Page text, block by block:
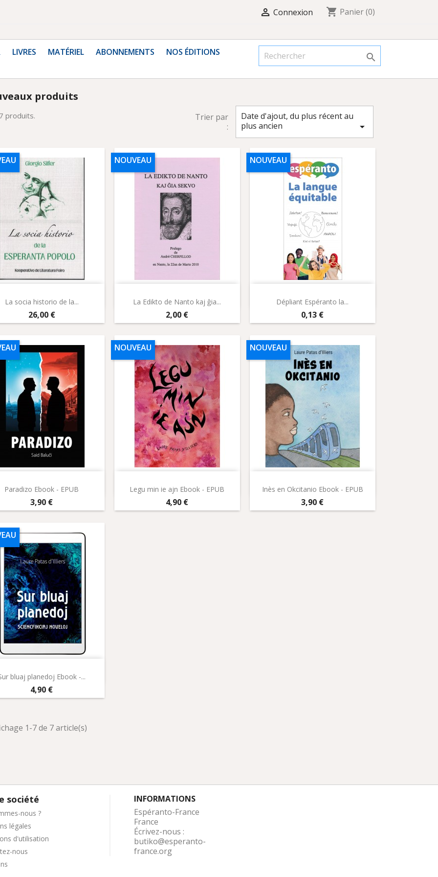
 Connexion shopping_cart Panier(0)
LIVRES MATÉRIEL ABONNEMENTS NOS ÉDITIONS 
produits
produits.
Trier par
:
Date d'ajout, du plus récent au
plus ancien

La socia historio de la...
Prix
26,00 €
La Edikto de Nanto kaj ĝia...
Prix
2,00 €
NOUVEAU
Dépliant Espéranto la...
Prix
0,13 €
NOUVEAU
Paradizo Ebook - EPUB
Prix
3,90 €
Legu min ie ajn Ebook - EPUB
Prix
4,90 €
NOUVEAU
Inès en Okcitanio Ebook - EPUB
Prix
3,90 €
NOUVEAU
bluaj planedoj Ebook -...
Prix
4,90 €
1-7 de 7 article(s)
société
nous ?
légales
d'utilisation
nous
INFORMATIONS
Espéranto-France
France
Écrivez-nous :
butiko@esperanto-
france.org